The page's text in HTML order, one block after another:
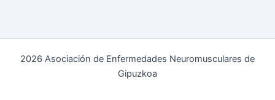
2026 Asociación de Enfermedades Neuromusculares de
Gipuzkoa